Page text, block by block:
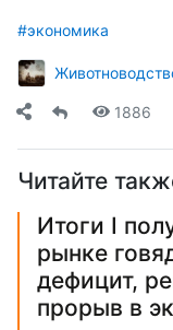
#экономика
1886
Читайте
Итоги I
рынке
дефицит,
прорыв в